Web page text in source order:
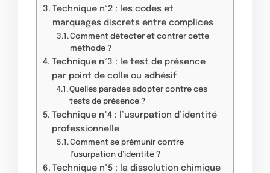
Technique n°2 : les codes et
marquages discrets entre complices
Comment détecter et contrer cette
méthode ?
Technique n°3 : le test de présence
par point de colle ou adhésif
Quelles parades adopter contre ces
tests de présence ?
Technique n°4 : l’usurpation d’identité
professionnelle
Comment se prémunir contre
l’usurpation d’identité ?
Technique n°5 : la dissolution chimique